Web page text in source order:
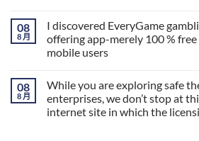
08
8 月
I discovered EveryGame
offering app-merely 100 % free
mobile users
08
8 月
While you are exploring safe
enterprises, we don’t stop at
internet site in which the